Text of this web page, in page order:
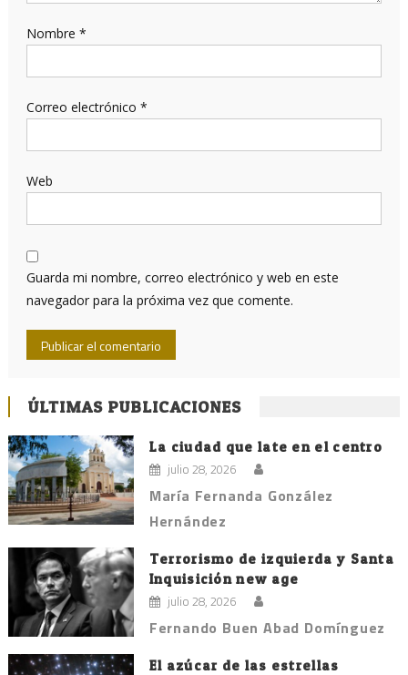
Nombre *
Correo electrónico *
Web
Guarda mi nombre, correo electrónico y web en este
navegador para la próxima vez que comente.
ÚLTIMAS PUBLICACIONES
La ciudad que late en el centro
julio 28, 2026
María Fernanda González
Hernández
Terrorismo de izquierda y Santa
Inquisición new age
julio 28, 2026
Fernando Buen Abad Domínguez
El azúcar de las estrellas